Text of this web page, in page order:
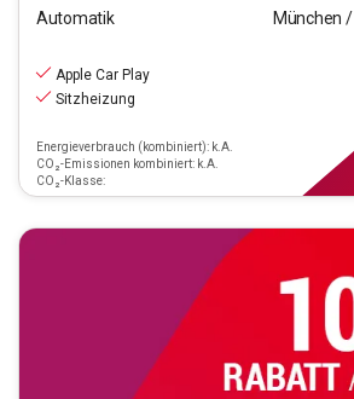
Automatik
München /
Apple Car Play
Sitzheizung
Energieverbrauch (kombiniert): k.A.
CO₂-Emissionen kombiniert: k.A.
CO₂-Klasse: